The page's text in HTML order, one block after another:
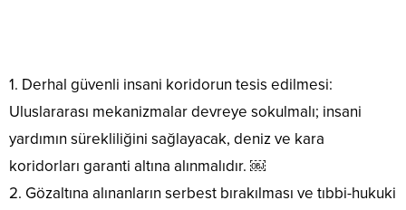
1. Derhal güvenli insani koridorun tesis edilmesi:
Uluslararası mekanizmalar devreye sokulmalı; insani
yardımın sürekliliğini sağlayacak, deniz ve kara
koridorları garanti altına alınmalıdır. ￼
2. Gözaltına alınanların serbest bırakılması ve tıbbi-hukuki